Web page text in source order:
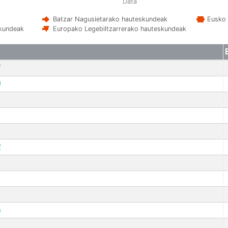
Batzar Nagusietarako hauteskundeak
Europako Legebiltzarrerako hauteskundeak